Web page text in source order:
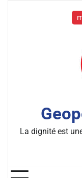
La dignité est